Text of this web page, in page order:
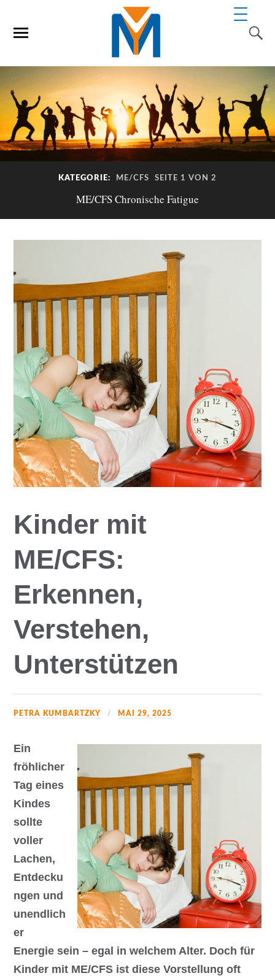
KATEGORIE: ME/CFS SEITE 1 VON 2
ME/CFS Chronische Fatigue
Kinder mit
ME/CFS:
Erkennen,
Verstehen,
Unterstützen
PETRA KUMBARTZKY MAI 29, 2025
Ein
fröhlicher
Tag eines
Kindes
sollte
voller
Lachen,
Entdecku
ngen und
unendlich
er
Energie sein – egal in welchem Alter. Doch für
Kinder mit ME/CFS ist diese Vorstellung oft